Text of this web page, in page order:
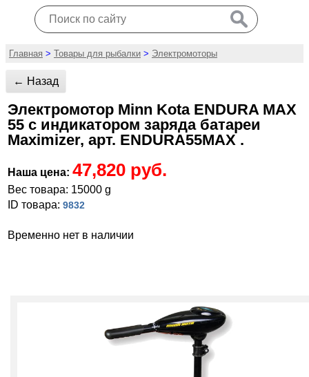
Главная > Товары для рыбалки > Электромоторы
← Назад
Электромотор Minn Kota ENDURA MAX
55 с индикатором заряда батареи
Maximizer, арт. ENDURA55MAX .
Наша цена: 47,820 руб.
Вес товара: 15000 g
ID товара: 9832
Временно нет в наличии